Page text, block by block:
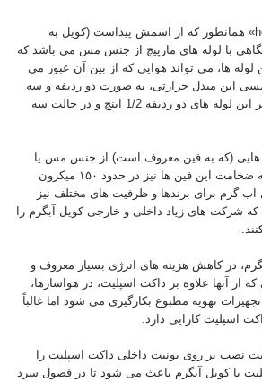
کویل آبگرم «hot water coil» همانطور که از اسمش پیداست (کویل به
با لوله های مارپیچ از جنس مس می باشد که
ها، می تواند هوایی که از بین آن عبور می
مسی این مبدل حرارتی، به صورت دو ردیفه و سه
ردیفه طراحی شده که قطر این لوله ‌های دو ردیفه 1/2 اینچ و در حالت سه
هایی (که به فین‌ معروف است) از جنس مس یا
آلومینیوم پوشانده است که ضخامت این فین ‌ها نیز در حدود ۱۵۰ میکرون
گرم برای برندها و ظرفیت های مختلف نیز
شرکت های زیاد داخلی و خارجی کویل آبگرم را
در کاهش هزینه ‌های انرژی بسیار معروف و
آنها علاوه بر داکت اسپلیت، در هواسازها،
تهویه مطبوع بکارگیری می شود اما غالباً
اسپلیت کارایی دارد.
نصب بر روی یونیت داخلی داکت اسپلیت را
با کویل آبگرم باعث می شود تا در فصول سرد